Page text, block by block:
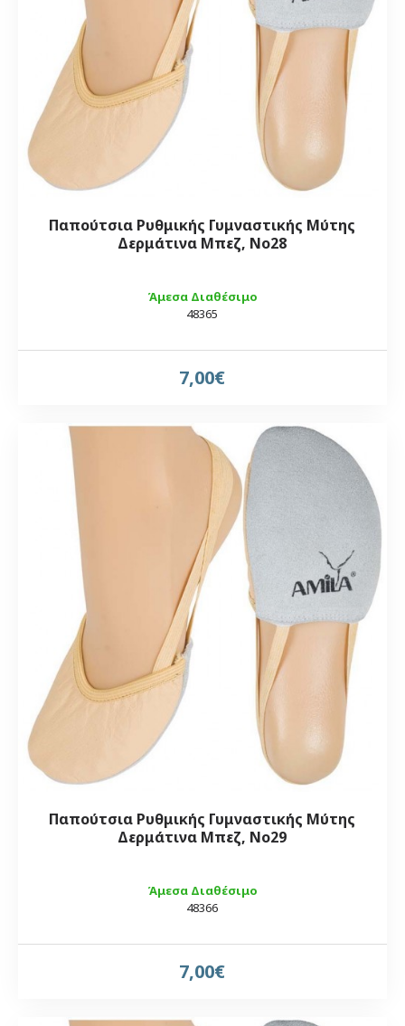
Άμεσα Διαθέσιμο
48365
Παπούτσια Ρυθμικής Γυμναστικής Μύτης
Δερμάτινα Μπεζ, Νο28
7,00€
Άμεσα Διαθέσιμο
48366
Παπούτσια Ρυθμικής Γυμναστικής Μύτης
Δερμάτινα Μπεζ, Νο29
7,00€